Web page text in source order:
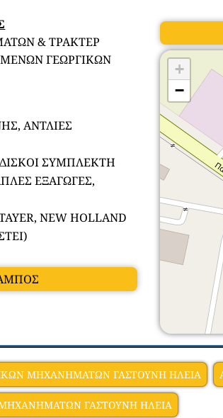
& ΤΡΑΚΤΕΡ
ΓΕΩΡΓΙΚΩΝ
ΑΝΤΛΙΕΣ
ΣΥΜΠΛΕΚΤΗ
ΕΞΑΓΩΓΕΣ,
NEW HOLLAND
+
−
ΜΗΧΑΝΗΜΑΤΩΝ ΓΑΣΤΟΥΝΗ ΗΛΕΙΑ
ΓΑΣΤΟΥΝΗ ΗΛΕΙΑ